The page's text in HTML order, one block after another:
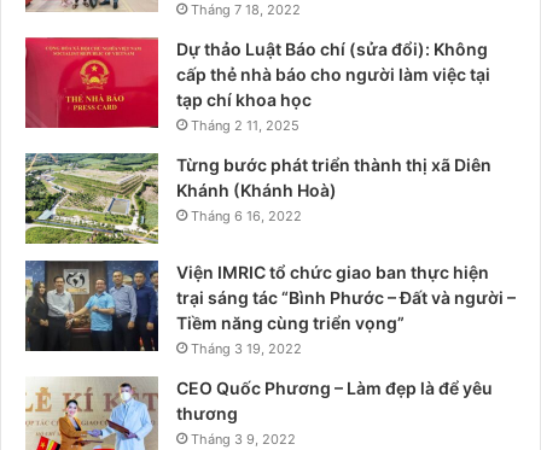
Tháng 7 18, 2022
Dự thảo Luật Báo chí (sửa đổi): Không
cấp thẻ nhà báo cho người làm việc tại
tạp chí khoa học
Tháng 2 11, 2025
Từng bước phát triển thành thị xã Diên
Khánh (Khánh Hoà)
Tháng 6 16, 2022
Viện IMRIC tổ chức giao ban thực hiện
trại sáng tác “Bình Phước – Đất và người –
Tiềm năng cùng triển vọng”
Tháng 3 19, 2022
CEO Quốc Phương – Làm đẹp là để yêu
thương
Tháng 3 9, 2022